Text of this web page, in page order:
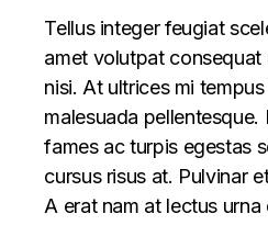
Tellus integer feugiat
amet volutpat consequat
nisi. At ultrices mi
malesuada pellentesque.
fames ac turpis egestas
cursus risus at. Pulvinar
A erat nam at lectus urna